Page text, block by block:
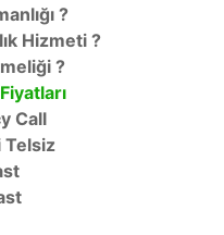
?
Hizmeti ?
?
Call
Telsiz